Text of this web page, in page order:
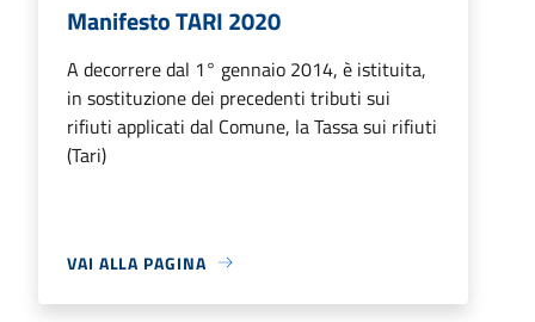
Manifesto TARI 2020
A decorrere dal 1° gennaio 2014, è istituita,
in sostituzione dei precedenti tributi sui
rifiuti applicati dal Comune, la Tassa sui rifiuti
(Tari)
VAI ALLA PAGINA